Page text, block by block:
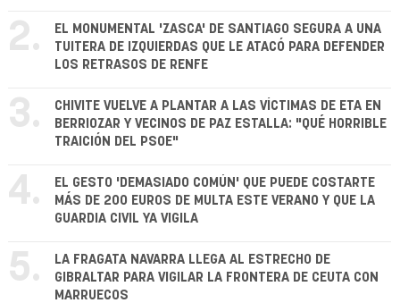
2.
EL MONUMENTAL 'ZASCA' DE SANTIAGO SEGURA A UNA
TUITERA DE IZQUIERDAS QUE LE ATACÓ PARA DEFENDER
LOS RETRASOS DE RENFE
3.
CHIVITE VUELVE A PLANTAR A LAS VÍCTIMAS DE ETA EN
BERRIOZAR Y VECINOS DE PAZ ESTALLA: "QUÉ HORRIBLE
TRAICIÓN DEL PSOE"
4.
EL GESTO 'DEMASIADO COMÚN' QUE PUEDE COSTARTE
MÁS DE 200 EUROS DE MULTA ESTE VERANO Y QUE LA
GUARDIA CIVIL YA VIGILA
5.
LA FRAGATA NAVARRA LLEGA AL ESTRECHO DE
GIBRALTAR PARA VIGILAR LA FRONTERA DE CEUTA CON
MARRUECOS